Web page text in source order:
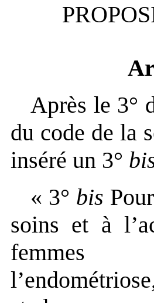
Après le 3°
du code de la
inséré un 3°
« 3° bis
soins et à
femmes